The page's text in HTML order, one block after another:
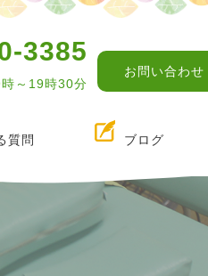
3385
～19時30分
お問い合わせ
質問 ブログ